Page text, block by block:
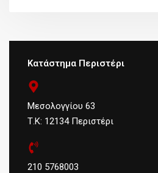
Κατάστημα Περιστέρι
Μεσολογγίου 63
Τ.Κ: 12134 Περιστέρι
210 5768003